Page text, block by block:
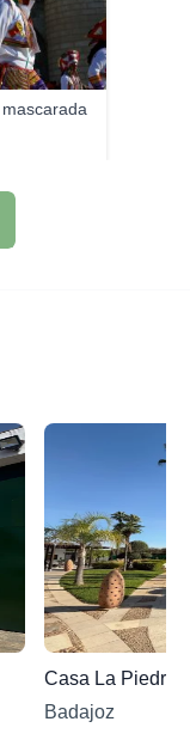
Casa La Piedra
Badajoz